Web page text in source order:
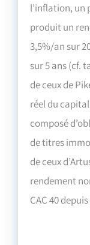
l’inflation,
produit un
3,5%/an sur
sur 5 ans (cf.
de ceux de
réel du
composé
de titres
de ceux
rendement
CAC 40